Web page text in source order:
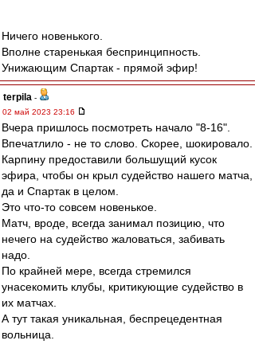
Ничего новенького.
Вполне старенькая беспринципность.
Унижающим Спартак - прямой эфир!
terpila -
02 май 2023 23:16
Вчера пришлось посмотреть начало "8-16".
Впечатлило - не то слово. Скорее, шокировало.
Карпину предоставили большущий кусок
эфира, чтобы он крыл судейство нашего матча,
да и Спартак в целом.
Это что-то совсем новенькое.
Матч, вроде, всегда занимал позицию, что
нечего на судейство жаловаться, забивать
надо.
По крайней мере, всегда стремился
унасекомить клубы, критикующие судейство в
их матчах.
А тут такая уникальная, беспрецедентная
вольница.